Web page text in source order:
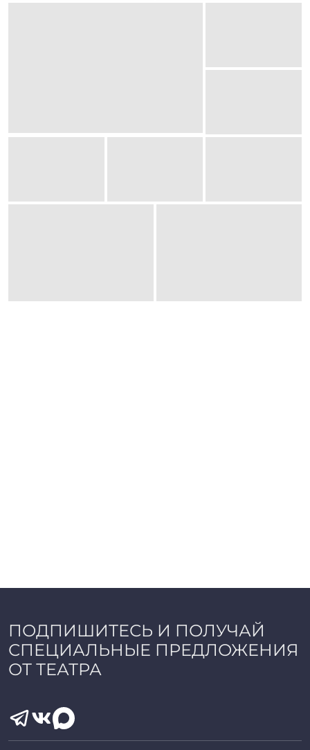
ПОДПИШИТЕСЬ И ПОЛУЧАЙ
СПЕЦИАЛЬНЫЕ ПРЕДЛОЖЕНИЯ
ОТ ТЕАТРА